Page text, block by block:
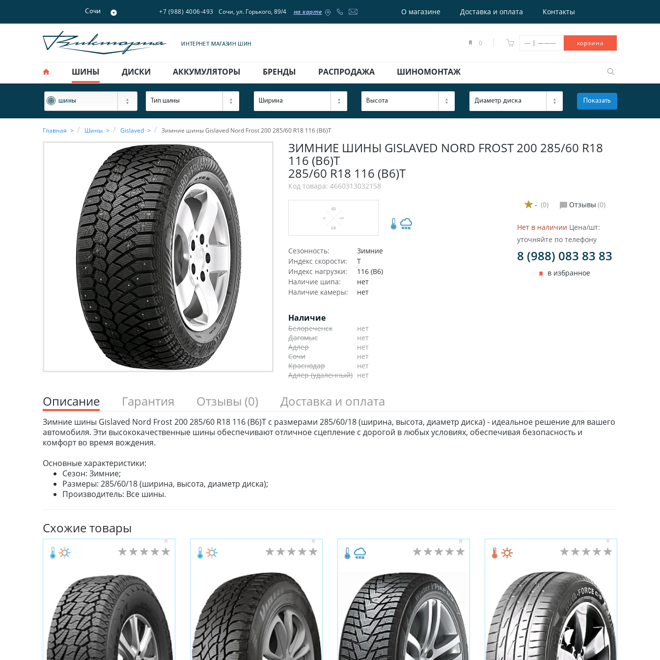
Сочи +7 (988) 4006-493 Сочи, ул. Горького, 89/4 на карте О магазине Доставка и оплата Контакты
ИНТЕРНЕТ МАГАЗИН ШИН 0 — | ——— корзина
ШИНЫ ДИСКИ АККУМУЛЯТОРЫ БРЕНДЫ РАСПРОДАЖА ШИНОМОНТАЖ
ФИЛЬТР ОТКРЫТЬ
шины Тип шины Ширина Высота Диаметр диска Показать
Главная Шины Gislaved Зимние шины Gislaved Nord Frost 200 285/60 R18 116 (B6)T
ЗИМНИЕ ШИНЫ GISLAVED NORD FROST 200 285/60 R18
116 (B6)T
285/60 R18 116 (B6)T
Код товара: 4660313032158
Сезонность:
Зимние
Индекс скорости:
T
Индекс нагрузки:
116 (B6)
Наличие шипа:
нет
Наличие камеры:
нет
Наличие
Белореченск
нет
Дагомыс
нет
Адлер
нет
Сочи
нет
Краснодар
нет
Адлер (удаленный) нет
- (0) Отзывы (0)
Нет в наличии Цена/шт:
уточняйте по телефону
8 (988) 083 83 83
в избранное
Описание Гарантия Отзывы (0) Доставка и оплата
Зимние шины Gislaved Nord Frost 200 285/60 R18 116 (B6)T с размерами 285/60/18 (ширина, высота, диаметр диска) - идеальное решение для вашего
автомобиля. Эти высококачественные шины обеспечивают отличное сцепление с дорогой в любых условиях, обеспечивая безопасность и
комфорт во время вождения.
Основные характеристики:
Сезон: Зимние;
Размеры: 285/60/18 (ширина, высота, диаметр диска);
Производитель: Все шины.
Схожие товары